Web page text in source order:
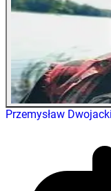
Przemysław Dwojacki